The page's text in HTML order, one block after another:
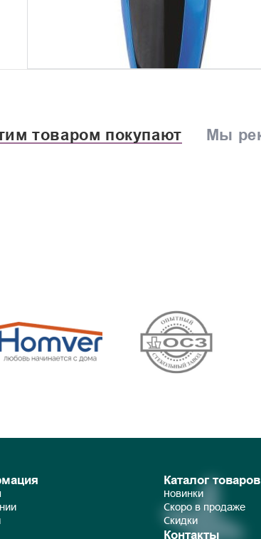
товаром покупают Мы
Каталог товаров
Новинки
Скоро в продаже
Скидки
Контакты